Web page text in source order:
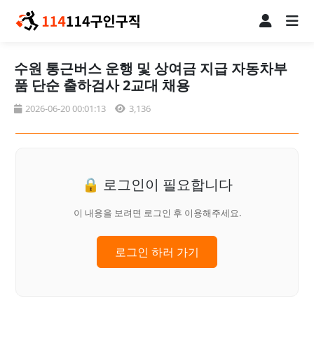
수원 통근버스 운행 및 상여금 지급 자동차부
품 단순 출하검사 2교대 채용
2026-06-20 00:01:13 3,136
🔒 로그인이 필요합니다
이 내용을 보려면 로그인 후 이용해주세요.
로그인 하러 가기